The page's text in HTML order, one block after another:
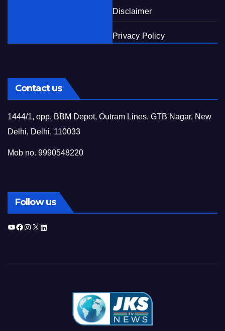
Disclaimer
Privacy Policy
Contact us
1444/1, opp. BBM Depot, Outram Lines, GTB Nagar, New
Delhi, Delhi, 110033
Mob no. 9990548220
Follow us
YouTube
Facebook
Instagram
X LinkedIn